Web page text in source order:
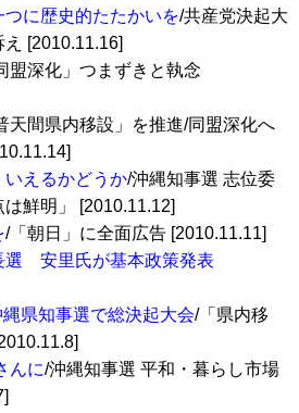
に歴史的たたかいを/共産党決起大
[2010.11.16]
盟深化」つまずきと執念
天間県内移設」を推進/同盟深化へ
いえるかどうか/沖縄知事選 志位委
鮮明」 [2010.11.12]
/「朝日」に全面広告 [2010.11.11]
選 安里氏が基本政策発表
縄県知事選で総決起大会/「県内移
んに/沖縄知事選 平和・暮らし市場